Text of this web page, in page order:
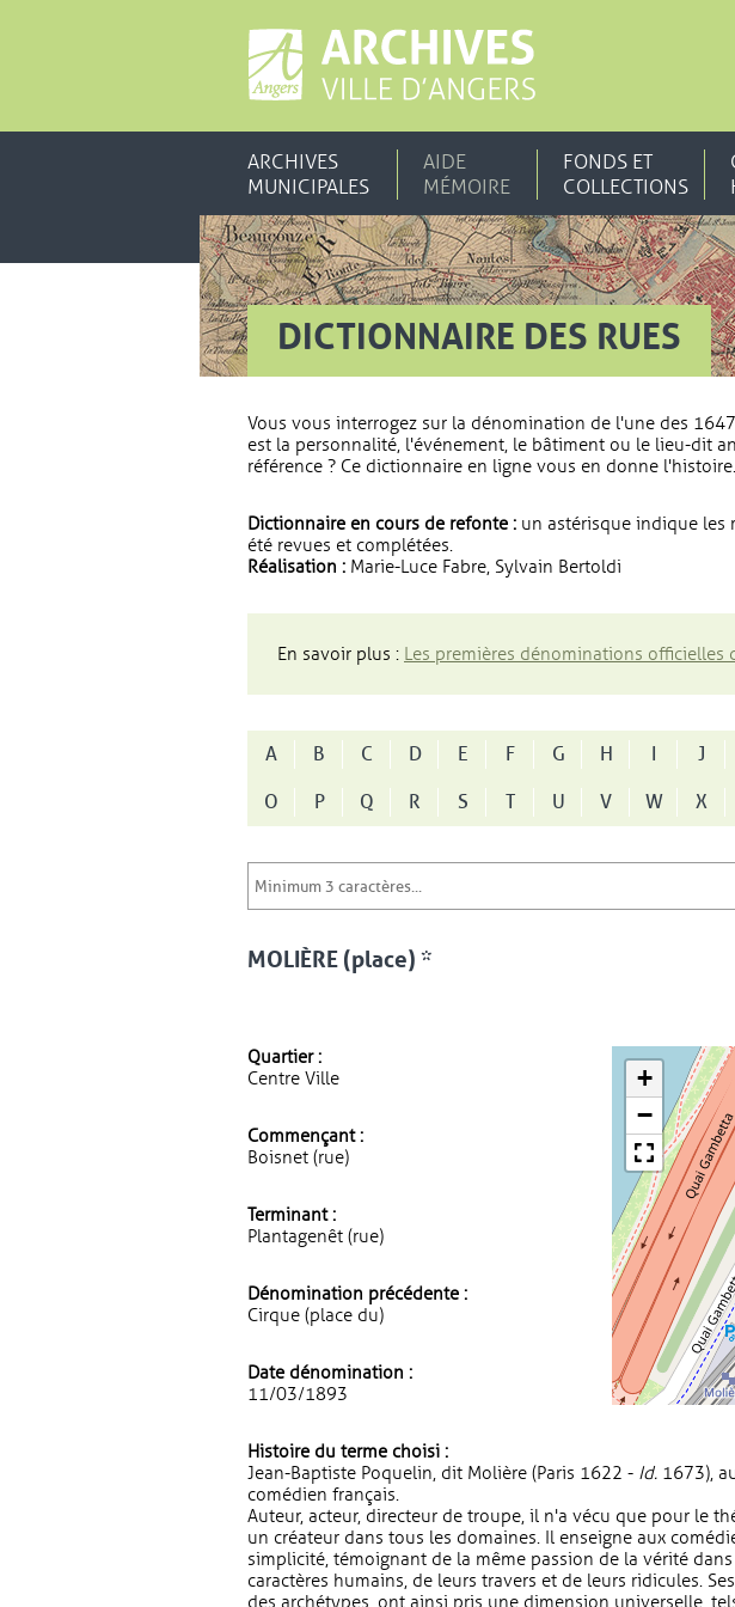
ARCHIVES
MUNICIPALES
AIDE
MÉMOIRE
FONDS ET
COLLECTIONS
DICTIONNAIRE DES RUES
Vous vous interrogez sur la dénomination de l'une des
est la personnalité, l'événement, le bâtiment ou le lieu-dit
référence ? Ce dictionnaire en ligne vous en donne
Dictionnaire en cours de refonte : un astérisque indique les
été revues et complétées.
Réalisation : Marie-Luce Fabre, Sylvain Bertoldi
En savoir plus : Les premières dénominations officielles
A B C D E F G H I J
O
P Q R S T U V W X
MOLIÈRE (place) *
Quartier :
Centre Ville
Commençant :
Boisnet (rue)
Terminant :
Plantagenêt (rue)
Dénomination précédente :
Cirque (place du)
Date dénomination :
11/03/1893
+
−
Histoire du terme choisi :
Jean-Baptiste Poquelin, dit Molière (Paris 1622 - Id. 1673),
comédien français.
Auteur, acteur, directeur de troupe, il n'a vécu que pour le
un créateur dans tous les domaines. Il enseigne aux
simplicité, témoignant de la même passion de la vérité
caractères humains, de leurs travers et de leurs ridicules.
des archétypes, ont ainsi pris une dimension universelle,